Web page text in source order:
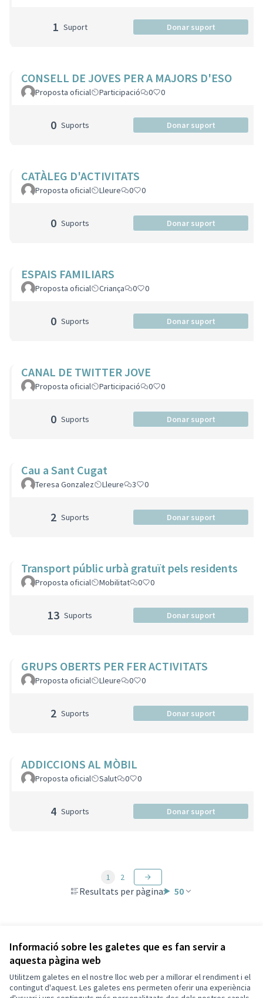
Informació sobre les galetes que es fan servir a
aquesta pàgina web
Utilitzem galetes en el nostre lloc web per a millorar el rendiment i el
contingut d'aquest. Les galetes ens permeten oferir una experiència
1 Suport Donar suport
CONSELL DE JOVES PER A MAJORS D'ESO
Proposta oficial Participació 0 0
0 Suports Donar suport
CATÀLEG D'ACTIVITATS
Proposta oficial Lleure 0 0
0 Suports Donar suport
ESPAIS FAMILIARS
Proposta oficial Criança 0 0
0 Suports Donar suport
CANAL DE TWITTER JOVE
Proposta oficial Participació 0 0
0 Suports Donar suport
Cau a Sant Cugat
Teresa Gonzalez Lleure 3 0
2 Suports Donar suport
Transport públic urbà gratuït pels residents
Proposta oficial Mobilitat 0 0
13 Suports Donar suport
GRUPS OBERTS PER FER ACTIVITATS
Proposta oficial Lleure 0 0
2 Suports Donar suport
ADDICCIONS AL MÒBIL
Proposta oficial Salut 0 0
4 Suports Donar suport
Resultats per pàgina: 50
1 2
Veure totes les propostes retirades
Termes i condicions d'ús
Configuració de les galetes